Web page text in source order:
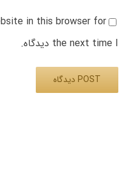
in this browser for
the next time I دیدگاه.